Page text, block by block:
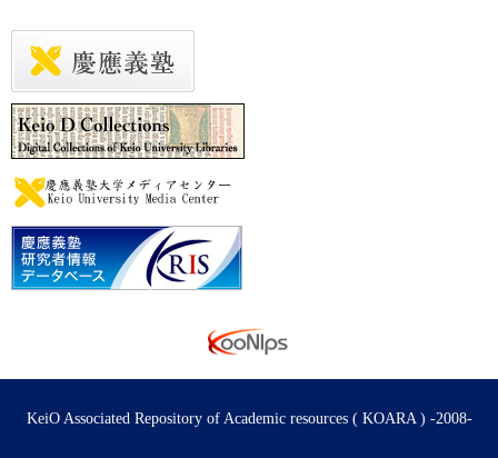
KeiO Associated Repository of Academic resources ( KOARA ) -2008-